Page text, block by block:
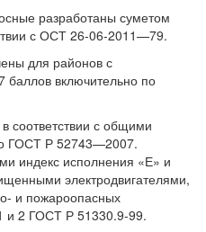
разработаны суметом
с ОСТ 26-06-2011—79.
для районов с
баллов включительно по
соответствии с общими
ГОСТ Р 52743—2007.
индекс исполнения «Е» и
электродвигателями,
и пожароопасных
и 2 ГОСТ Р 51330.9-99.